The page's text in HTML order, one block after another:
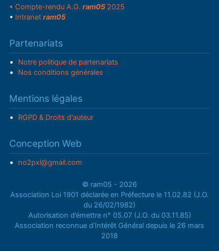
• Compte-rendu A.G.ram05 2025
• Intranetram05
Partenariats
Notre politique de partenariats
Nos conditions générales
Mentions légales
RGPD & Droits d'auteur
Conception Web
no2pxl@gmail.com
© ram05 - 2026
Association Loi 1901 déclarée en Préfecture le 11.02.82 (J.O.
du 26/02/1982)
Autorisation d’émettre n° 05.07 (J.O. du 03.11.85)
Association reconnue d’Intérêt Général depuis le 26 mars
2018